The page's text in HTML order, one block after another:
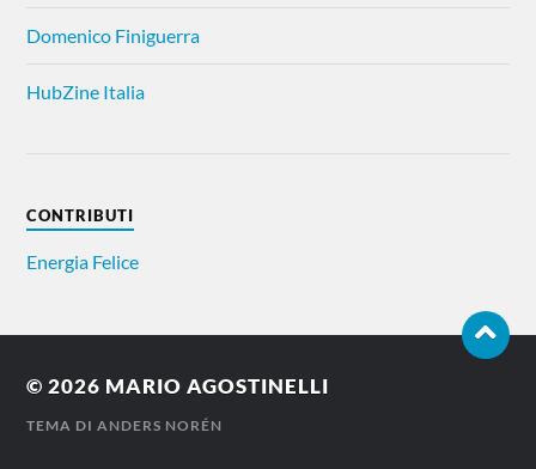
Domenico Finiguerra
HubZine Italia
CONTRIBUTI
Energia Felice
© 2026 MARIO AGOSTINELLI
TEMA DIANDERS NORÉN